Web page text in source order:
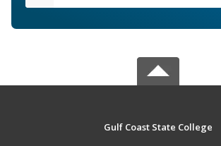
Gulf Coast State College